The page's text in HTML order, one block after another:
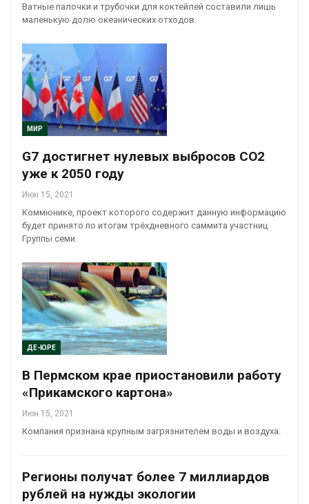
Ватные палочки и трубочки для коктейлей составили лишь
маленькую долю океанических отходов.
МИР
G7 достигнет нулевых выбросов СО2
уже к 2050 году
Июн 15, 2021
Коммюнике, проект которого содержит данную информацию
будет принято по итогам трёхдневного саммита участниц
Группы семи.
ДЕ-ЮРЕ
В Пермском крае приостановили работу
«Прикамского картона»
Июн 15, 2021
Компания признана крупным загрязнителем воды и воздуха.
Регионы получат более 7 миллиардов
рублей на нужды экологии